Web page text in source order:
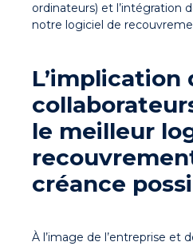
ordinateurs) et l’intégration
notre logiciel de
L’implication
le meilleur
créance
À l’image de l’entreprise et